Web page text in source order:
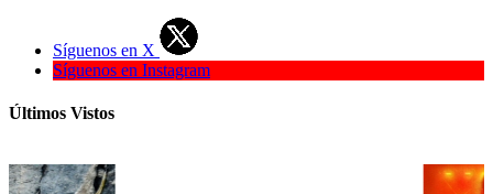
Síguenos en X
Síguenos en Instagram
Últimos Vistos